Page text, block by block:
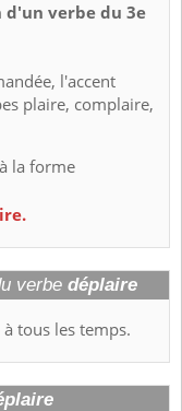
d'un verbe du 3e
l'accent
plaire, complaire,
la forme
verbe déplaire
à tous les temps.